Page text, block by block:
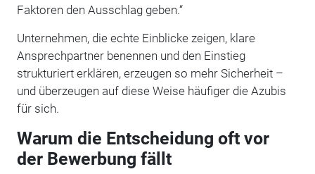
Faktoren den Ausschlag geben.“
Unternehmen, die echte Einblicke zeigen, klare
Ansprechpartner benennen und den Einstieg
strukturiert erklären, erzeugen so mehr Sicherheit –
und überzeugen auf diese Weise häufiger die Azubis
für sich.
Warum die Entscheidung oft vor
der Bewerbung fällt